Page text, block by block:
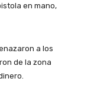
en mano,
a los
de la zona